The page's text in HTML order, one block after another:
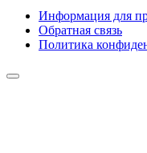
Информация для
Обратная связь
Политика